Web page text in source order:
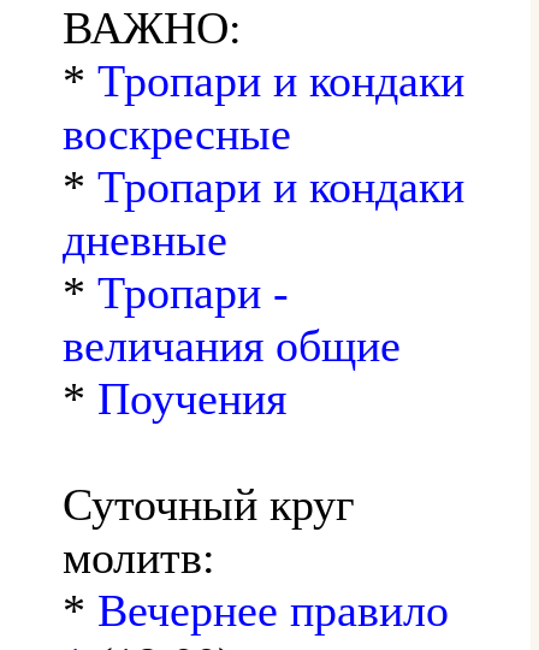
ВАЖНО:
* Тропари и кондаки
воскресные
* Тропари и кондаки
дневные
* Тропари -
величания общие
* Поучения
Суточный круг
молитв:
* Вечернее правило